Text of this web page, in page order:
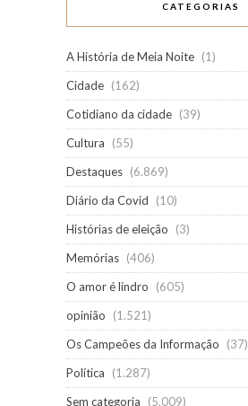
CATEGORIAS
A História de Meia Noite (1)
Cidade (162)
Cotidiano da cidade (39)
Cultura
(55)
Destaques (6.869)
Diário da Covid
(10)
Histórias de eleição
(3)
Memórias (406)
O amor é lindro
(605)
opinião
(1.521)
Os Campeões da Informação
(37)
Política
(1.287)
Sem categoria
(5.009)